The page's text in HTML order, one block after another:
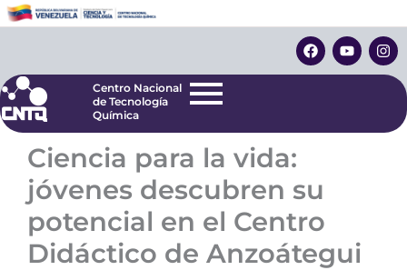
al
F
a
c
o
Y
o
u
e
I
n
s
r
Centro Nacional
de Tecnología
Centro Nacional
de Tecnología
Química
Ciencia para la vida:
jóvenes descubren su
potencial en el Centro
Didáctico de Anzoátegui